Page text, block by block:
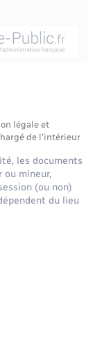
de l’espace
légale et
de l'intérieur
les documents
ou mineur,
(ou non)
du lieu